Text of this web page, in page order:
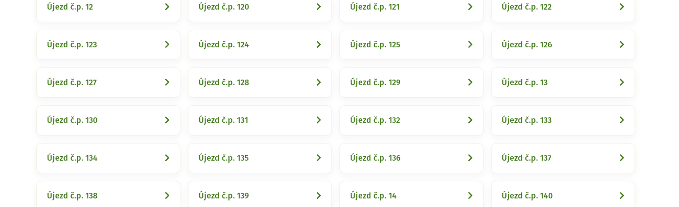
Újezd č.p. 12 Újezd č.p. 120 Újezd č.p. 121 Újezd č.p. 122
Újezd č.p. 123 Újezd č.p. 124 Újezd č.p. 125 Újezd č.p. 126
Újezd č.p. 127 Újezd č.p. 128 Újezd č.p. 129 Újezd č.p. 13
Újezd č.p. 130 Újezd č.p. 131 Újezd č.p. 132 Újezd č.p. 133
Újezd č.p. 134 Újezd č.p. 135 Újezd č.p. 136 Újezd č.p. 137
Újezd č.p. 138 Újezd č.p. 139 Újezd č.p. 14 Újezd č.p. 140